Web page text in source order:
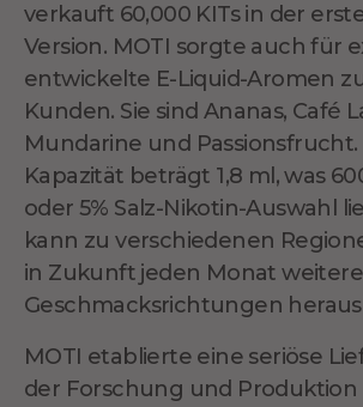
verkauft 60,000 KITs in der
Version. MOTI sorgte auch für
entwickelte E-Liquid-Aromen
Kunden. Sie sind Ananas, Café
Mundarine und Passionsfrucht.
Kapazität beträgt 1,8 ml, was
oder 5% Salz-Nikotin-Auswahl
kann zu verschiedenen
in Zukunft jeden Monat weitere
Geschmacksrichtungen
MOTI etablierte eine seriöse
der Forschung und Produktion